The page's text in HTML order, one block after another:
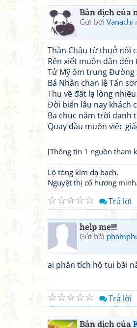
Bản dịch của
Gửi bởi Vanachi
Thần Châu từ thuở nổi
Rên xiết muôn dân đến
Tử Mỹ ôm trung Đường
Bá Nhân chan lệ Tấn
Thu về đất lạ lòng
Đời biến lâu nay khách
Ba chục năm trời danh
Quay đầu muôn việc
[Thông tin 1 nguồn tham
Lộ tòng kim dạ bạch,
Nguyệt thị cố hương minh.
☆
☆
☆
☆
☆ Trả lời
help me!!!
Gửi bởi
ai phân tích hộ tui bài
☆
☆
☆
☆
☆ Trả lời
Bản dịch của